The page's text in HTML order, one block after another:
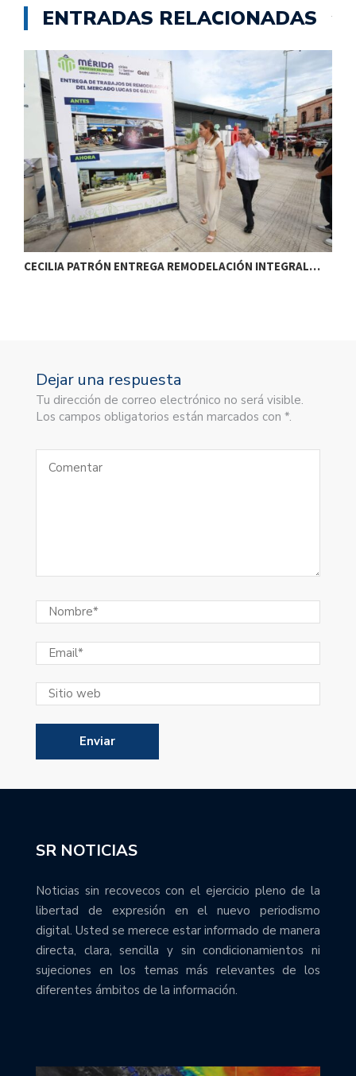
ENTRADAS RELACIONADAS
CECILIA PATRÓN ENTREGA REMODELACIÓN INTEGRAL…
Dejar una respuesta
Tu dirección de correo electrónico no será visible.
Los campos obligatorios están marcados con *.
SR NOTICIAS
Noticias sin recovecos con el ejercicio pleno de la
libertad de expresión en el nuevo periodismo
digital. Usted se merece estar informado de manera
directa, clara, sencilla y sin condicionamientos ni
sujeciones en los temas más relevantes de los
diferentes ámbitos de la información.